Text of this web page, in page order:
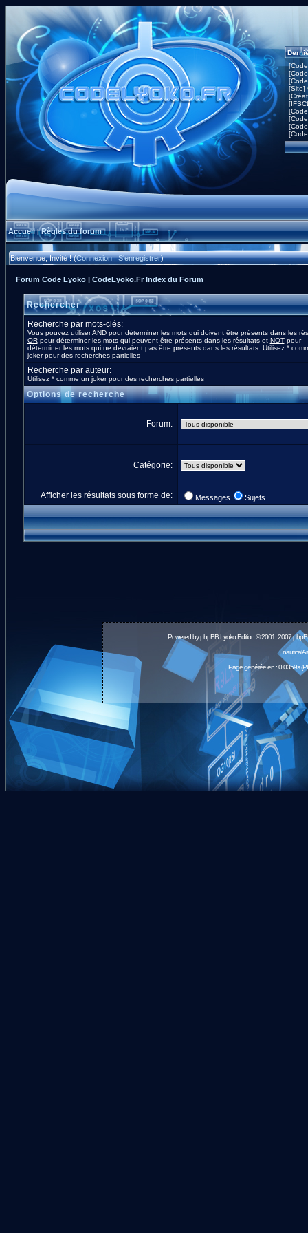
[Site]
Accueil|Règles du forum
Bienvenue, Invité ! (Connexion|S'enregistrer)
Forum Code Lyoko | CodeLyoko.Fr Index du Forum
Rechercher
Recherche par mots-clés:
Vous pouvez utiliserANDpour déterminer les mots qui doivent être présents dans les
ORpour déterminer les mots qui peuvent être présents dans les résultats et NOTpour
déterminer les mots qui ne devraient pas être présents dans les résultats. Utilisez *
joker pour des recherches partielles
Recherche par auteur:
Utilisez * comme un joker pour des recherches partielles
Options de recherche
Forum:
Catégorie:
Afficher les résultats sous forme de: Messages Sujets
Powered byphpBBLyoko Edition © 2001, 2007
Page générée en : 0.0359s